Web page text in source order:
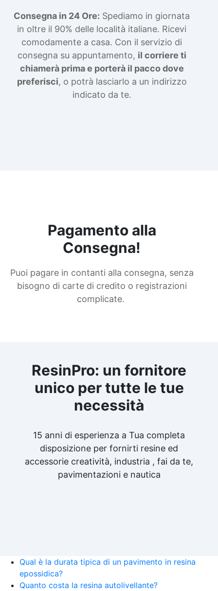
Consegna in 24 Ore: Spediamo in giornata
in oltre il 90% delle località italiane. Ricevi
comodamente a casa. Con il servizio di
consegna su appuntamento, il corriere ti
chiamerà prima e porterà il pacco dove
preferisci, o potrà lasciarlo a un indirizzo
indicato da te.
Pagamento alla
Consegna!
Puoi pagare in contanti alla consegna, senza
bisogno di carte di credito o registrazioni
complicate.
ResinPro: un fornitore
unico per tutte le tue
necessità
15 anni di esperienza a Tua completa
disposizione per fornirti resine ed
accessorie creatività, industria , fai da te,
pavimentazioni e nautica
Qual è la durata tipica di un pavimento in resina
epossidica?
Quanto costa la resina autolivellante?